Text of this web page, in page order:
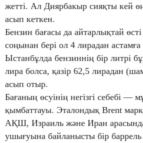
жетті. Ал Диярбакыр сияқты кей
асып кеткен.
Бензин бағасы да айтарлықтай
соңынан бері ол 4 лирадан
Ыстанбұлда бензиннің бір литрі
лира болса, қазір 62,5 лирадан
асып отыр.
Бағаның өсуінің негізгі себебі —
қымбаттауы. Эталондық Brent
АҚШ, Израиль және Иран
ушығуына байланысты бір баррель